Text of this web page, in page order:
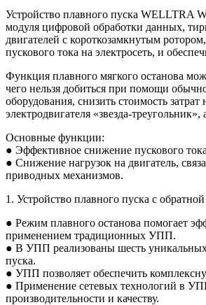
Устройство плавного пуска WELLTRA
модуля цифровой обработки данных,
двигателей с короткозамкнутым
пускового тока на электросеть, и
Функция плавного мягкого останова
чего нельзя добиться при помощи
оборудования, снизить стоимость
электродвигателя «звезда-
Основные функции:
● Эффективное снижение пускового
● Снижение нагрузок на двигатель,
приводных механизмов.
1. Устройство плавного пуска с
● Режим плавного останова помогает
применением традиционных УПП.
● В УПП реализованы шесть уникальных
пуска.
● УПП позволяет обеспечить
● Применение сетевых технологий в
производительности и качеству.